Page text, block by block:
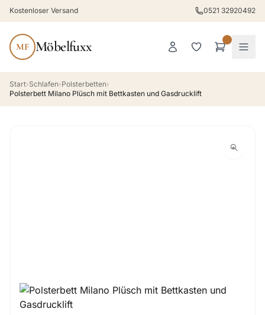
Kostenloser Versand 0521 32920492
MF Möbelfuxx
Start›Schlafen›Polsterbetten›
Polsterbett Milano Plüsch mit Bettkasten und Gasdrucklift